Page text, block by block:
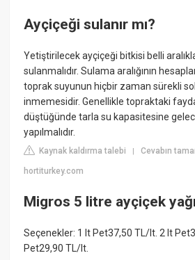
Ayçiçeği sulanır mı?
Yetiştirilecek ayçiçeği bitkisi belli
sulanmalıdır. Sulama aralığının
toprak suyunun hiçbir zaman sürekli
inmemesidir. Genellikle topraktaki
düştüğünde tarla su kapasitesine
yapılmalıdır.
Kaynak kaldırma talebi |Cevabın
hortiturkey.com
Migros 5 litre ayçiçek
Seçenekler: 1 lt Pet37,50 TL/lt. 2 lt
Pet29,90 TL/lt.